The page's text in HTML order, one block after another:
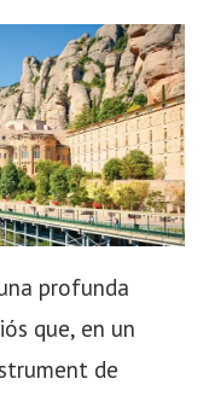
profunda
que, en un
de